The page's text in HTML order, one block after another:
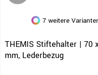
97 weitere Varianten
Take Off Country
|
7 weitere
THEMIS Stiftehalter | 70
mm, Lederbezug